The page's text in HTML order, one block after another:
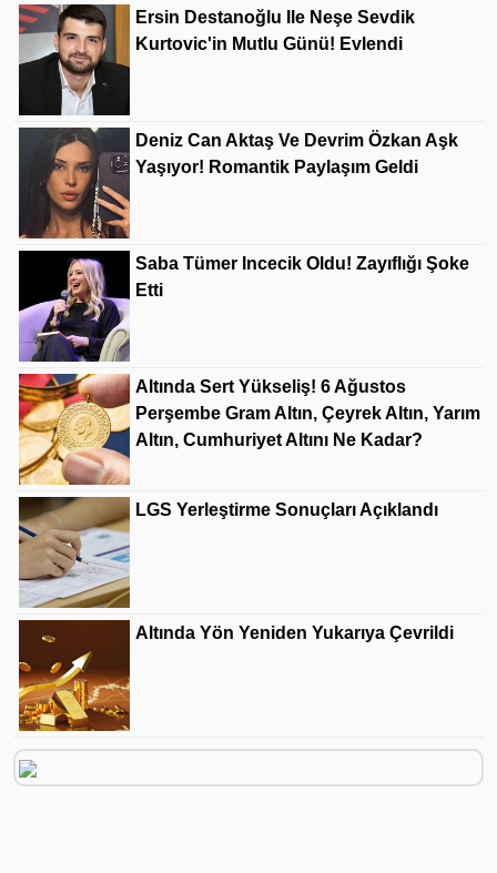
Ersin Destanoğlu Ile Neşe Sevdik
Kurtovic'in Mutlu Günü! Evlendi
Deniz Can Aktaş Ve Devrim Özkan Aşk
Yaşıyor! Romantik Paylaşım Geldi
Saba Tümer Incecik Oldu! Zayıflığı Şoke
Etti
Altında Sert Yükseliş! 6 Ağustos
Perşembe Gram Altın, Çeyrek Altın, Yarım
Altın, Cumhuriyet Altını Ne Kadar?
LGS Yerleştirme Sonuçları Açıklandı
Altında Yön Yeniden Yukarıya Çevrildi